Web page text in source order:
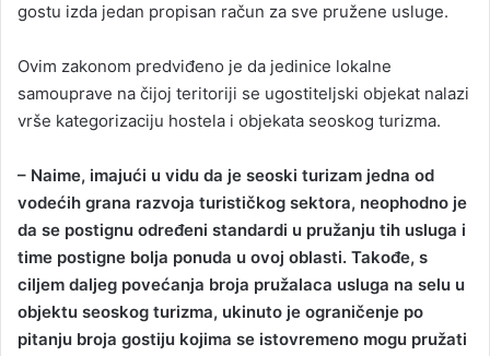
gostu izda jedan propisan račun za sve pružene usluge.
Ovim zakonom predviđeno je da jedinice lokalne
samouprave na čijoj teritoriji se ugostiteljski objekat nalazi
vrše kategorizaciju hostela i objekata seoskog turizma.
– Naime, imajući u vidu da je seoski turizam jedna od
vodećih grana razvoja turističkog sektora, neophodno je
da se postignu određeni standardi u pružanju tih usluga i
time postigne bolja ponuda u ovoj oblasti. Takođe, s
ciljem daljeg povećanja broja pružalaca usluga na selu u
objektu seoskog turizma, ukinuto je ograničenje po
pitanju broja gostiju kojima se istovremeno mogu pružati